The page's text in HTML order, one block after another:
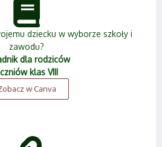
dziecku w wyborze szkoły i
zawodu?
dla rodziców
klas VIII
w Canva